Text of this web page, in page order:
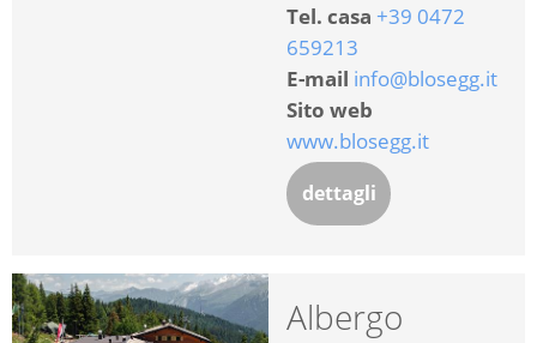
Tel. casa +39 0472
659213
E-mail info@blosegg.it
Sito web
www.blosegg.it
dettagli
Albergo